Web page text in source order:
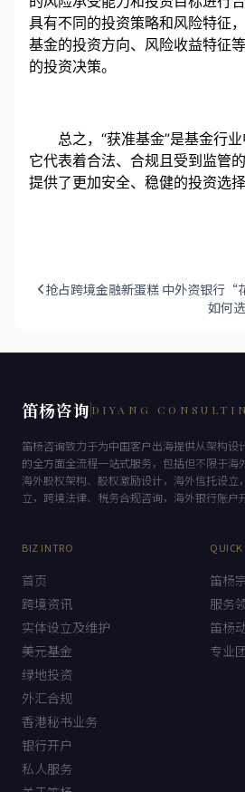
具有不同的投资策略和风险特征
基金的投资方向、风险收益特征
的投资决策。
总之，“获准基金”是基金行业
它代表着合法、合规且受到监管
提供了更加安全、稳健的投资选择
抢占跨境金融新蛋糕 中外资银行“
如何
笛杨咨询 DIYANG
笛杨咨询致力于为中国客户出海提供从架构设
的全方面全流程一站式服务，包括但不限于海
海外股权架构、股权激励设计，海外信托设立
立，跨境法律、税务合规咨询，海外银行账户
BIZ INTRO
首页
跨境资讯
实体设立及维护
美元基金
绿地投资
外汇合规
香港秘书业务
银行开户
私人服务
笛杨
服务
笛杨
专业